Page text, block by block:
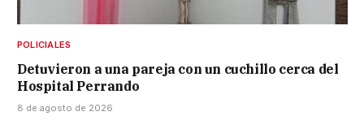
POLICIALES
Detuvieron a una pareja con un cuchillo cerca del
Hospital Perrando
8 de agosto de 2026